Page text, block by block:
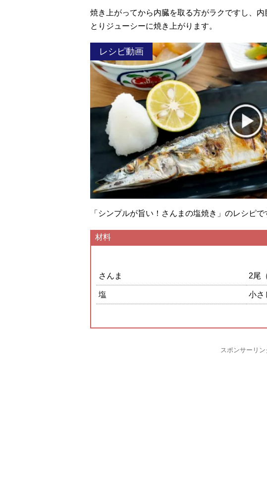
焼き上がってから内臓を取る方がラクですし、
とりジューシーに焼き上がります。
レシピ動画
「シンプルが旨い！さんまの塩焼き」のレシピで
材料
さんま 2尾
塩 小さ
スポンサーリン